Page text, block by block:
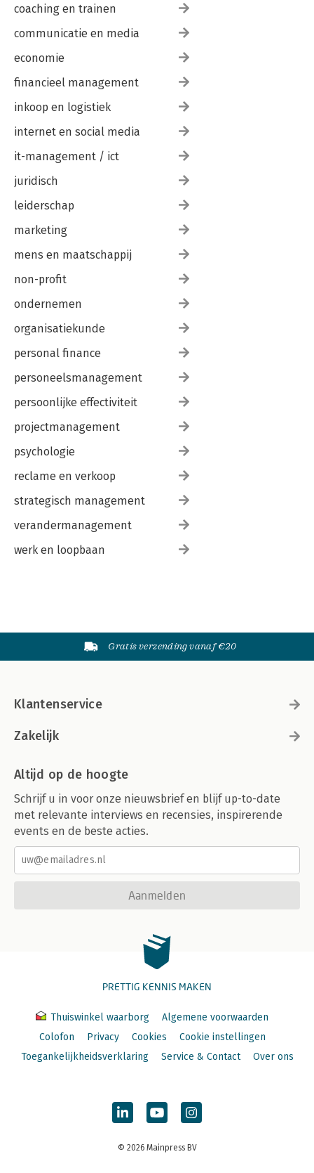
coaching en trainen
communicatie en media
economie
financieel management
inkoop en logistiek
internet en social media
it-management / ict
juridisch
leiderschap
marketing
mens en maatschappij
non-profit
ondernemen
organisatiekunde
personal finance
personeelsmanagement
persoonlijke effectiviteit
projectmanagement
psychologie
reclame en verkoop
strategisch management
verandermanagement
werk en loopbaan
Gratis verzending vanaf €20
Klantenservice
Zakelijk
Altijd op de hoogte
Schrijf u in voor onze nieuwsbrief en blijf up-to-date
met relevante interviews en recensies, inspirerende
events en de beste acties.
Aanmelden
PRETTIG KENNIS MAKEN
Thuiswinkel waarborg
Algemene voorwaarden
Colofon
Privacy Cookies
Cookie instellingen
Toegankelijkheidsverklaring
Service & Contact Over ons
© 2026 Mainpress BV